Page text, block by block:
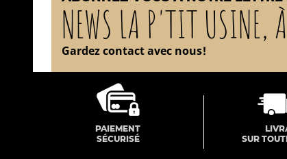
NEWS LA P'TIT USINE,
Gardez contact avec nous!
PAIEMENT
SÉCURISÉ
SUR